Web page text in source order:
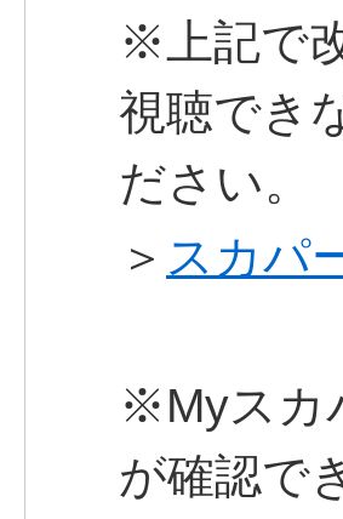
※上記で
視聴でき
ださい。
＞ スカパ
※Myスカ
が確認で